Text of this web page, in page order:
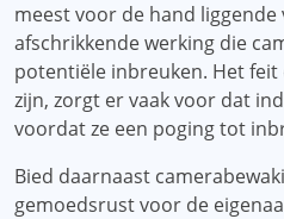
meest voor de hand
afschrikkende werking die
potentiële inbreuken. Het
zijn, zorgt er vaak voor dat
voordat ze een poging tot
Bied daarnaast
gemoedsrust voor de